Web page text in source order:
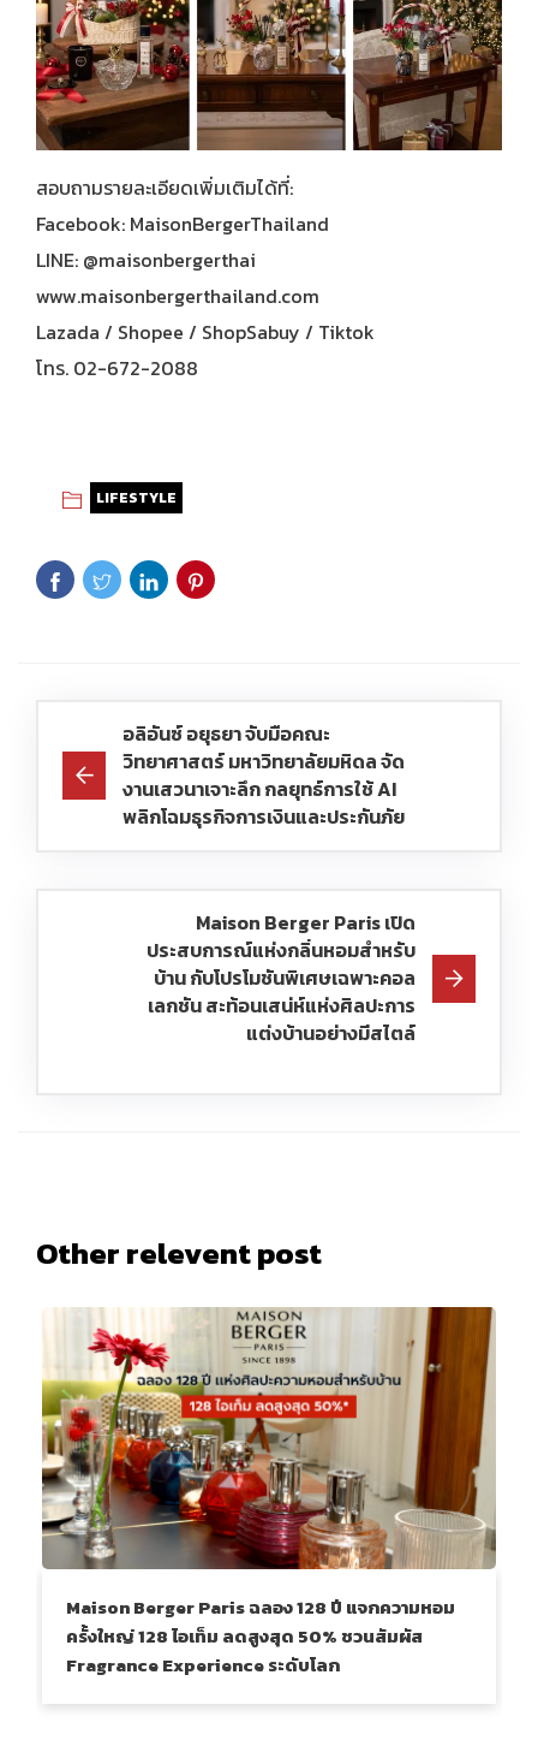
สอบถามรายละเอียดเพิ่มเติมได้ที่:
Facebook: MaisonBergerThailand
LINE: @maisonbergerthai
www.maisonbergerthailand.com
Lazada / Shopee / ShopSabuy / Tiktok
โทร. 02-672-2088
LIFESTYLE
อลิอันซ์ อยุธยา จับมือคณะ
วิทยาศาสตร์ มหาวิทยาลัยมหิดล จัด
งานเสวนาเจาะลึก กลยุทธ์การใช้ AI
พลิกโฉมธุรกิจการเงินและประกันภัย
Maison Berger Paris เปิด
ประสบการณ์แห่งกลิ่นหอมสำหรับ
บ้าน กับโปรโมชันพิเศษเฉพาะคอล
เลกชัน สะท้อนเสน่ห์แห่งศิลปะการ
แต่งบ้านอย่างมีสไตล์
Other relevent post
Maison Berger Paris ฉลอง 128 ปี แจกความหอม
ครั้งใหญ่ 128 ไอเท็ม ลดสูงสุด 50% ชวนสัมผัส
Fragrance Experience ระดับโลก